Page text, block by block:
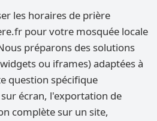
les horaires de prière
pour votre mosquée locale
préparons des solutions
ou iframes) adaptées à
question spécifique
écran, l'exportation de
complète sur un site,